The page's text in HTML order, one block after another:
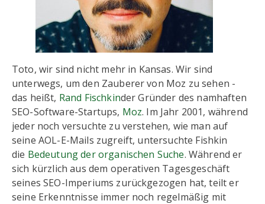
Toto, wir sind nicht mehr in Kansas. Wir sind
unterwegs, um den Zauberer von Moz zu sehen -
das heißt, Rand Fischkinder Gründer des namhaften
SEO-Software-Startups, Moz. Im Jahr 2001, während
jeder noch versuchte zu verstehen, wie man auf
seine AOL-E-Mails zugreift, untersuchte Fishkin
die Bedeutung der organischen Suche. Während er
sich kürzlich aus dem operativen Tagesgeschäft
seines SEO-Imperiums zurückgezogen hat, teilt er
seine Erkenntnisse immer noch regelmäßig mit